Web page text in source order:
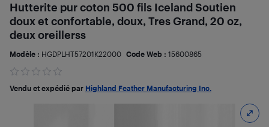
Hutterite pur coton 500 fils Iceland Soutien
doux et confortable, doux, Tres Grand, 20 oz,
deux oreillerss
Modèle : HGDPLHT57201K22000 Code Web : 15600865
Vendu et expédié par Highland Feather Manufacturing Inc.